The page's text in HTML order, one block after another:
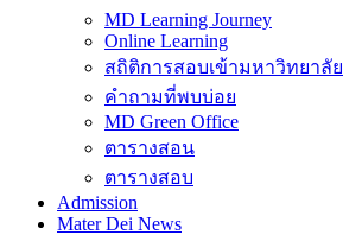
MD Learning Journey
Online Learning
สถิติการสอบเข้ามหาวิทยาลัย
คำถามที่พบบ่อย
MD Green Office
ตารางสอน
ตารางสอบ
Admission
Mater Dei News